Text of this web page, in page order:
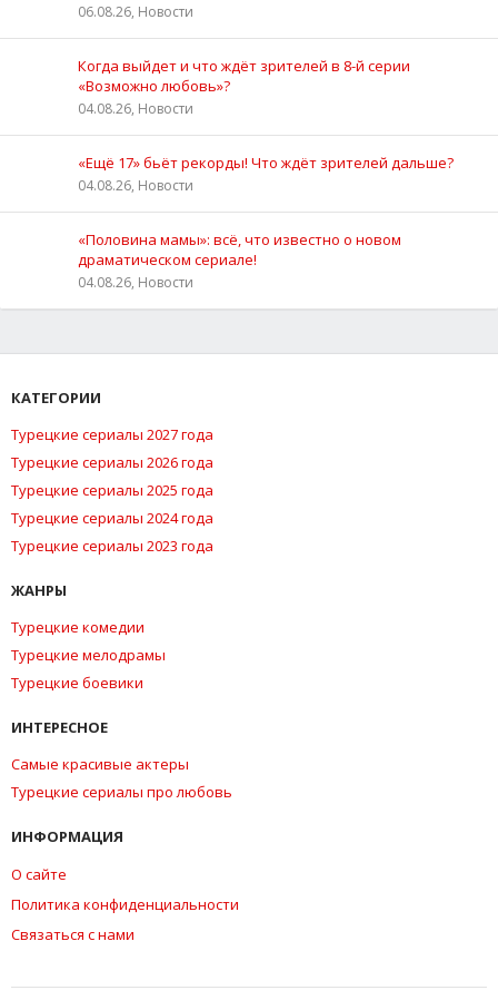
06.08.26, Новости
Когда выйдет и что ждёт зрителей в 8-й серии
«Возможно любовь»?
04.08.26, Новости
«Ещё 17» бьёт рекорды! Что ждёт зрителей дальше?
04.08.26, Новости
«Половина мамы»: всё, что известно о новом
драматическом сериале!
04.08.26, Новости
КАТЕГОРИИ
Турецкие сериалы 2027 года
Турецкие сериалы 2026 года
Турецкие сериалы 2025 года
Турецкие сериалы 2024 года
Турецкие сериалы 2023 года
ЖАНРЫ
Турецкие комедии
Турецкие мелодрамы
Турецкие боевики
ИНТЕРЕСНОЕ
Самые красивые актеры
Турецкие сериалы про любовь
ИНФОРМАЦИЯ
О сайте
Политика конфиденциальности
Связаться с нами